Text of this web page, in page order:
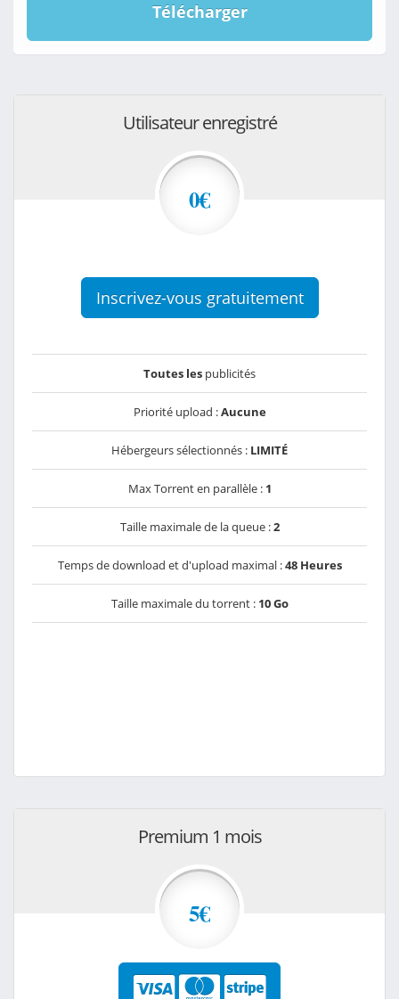
Télécharger
Utilisateur enregistré
0€
Inscrivez-vous gratuitement
Toutes les publicités
Priorité upload :Aucune
Hébergeurs sélectionnés : LIMITÉ
Max Torrent en parallèle : 1
Taille maximale de la queue :2
Temps de download et d'upload maximal :48 Heures
Taille maximale du torrent : 10 Go
Premium 1 mois
5€